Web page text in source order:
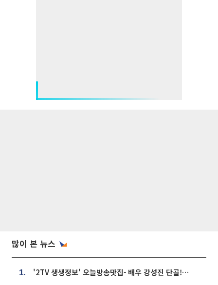
많이 본 뉴스
1. '2TV 생생정보' 오늘방송맛집- 배우 강성진 단골! 쌀국수ㆍ푸팟퐁 커리 맛집 '블○○○'